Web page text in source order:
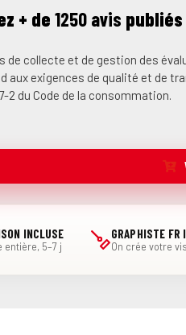
+ de 1250 avis publiés
de collecte et de gestion des
aux exigences de qualité et de
7-2 du Code de la consommation.
INCLUSE
entière, 5–7 j
GRAPHISTE FR
On crée votre